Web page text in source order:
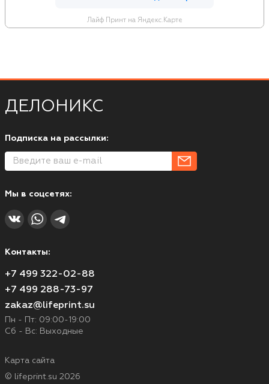
Лайф Принт на Яндекс.Карте
ДЕЛОНИКС
Подписка на рассылки:
Мы в соцсетях:
Контакты:
+7 499 322-02-88
+7 499 288-73-97
zakaz@lifeprint.su
Пн - Пт: 09:00-19:00
Сб - Вс: Выходные
Карта сайта
© lifeprint.su 2026